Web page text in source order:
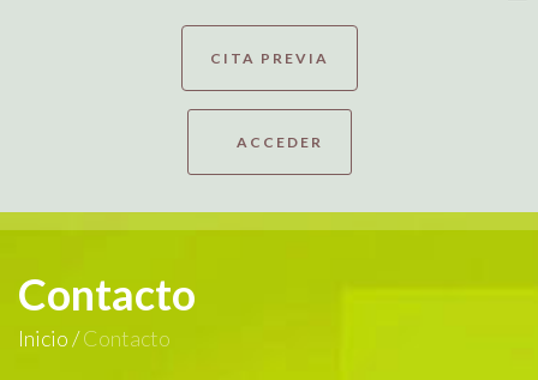
CITA PREVIA
ACCEDER
Contacto
Inicio/Contacto